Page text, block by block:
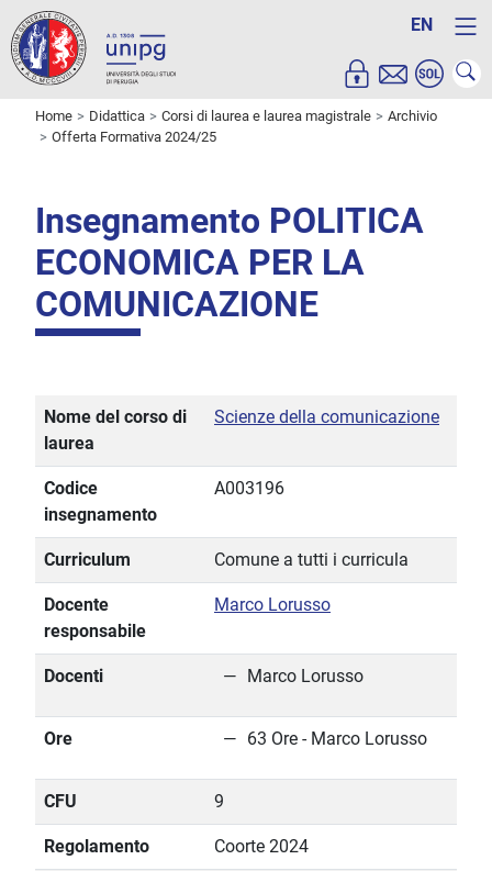
EN
Home Didattica Corsi di laurea e laurea magistrale
Archivio
Offerta Formativa 2024/25
Insegnamento POLITICA
ECONOMICA PER LA
COMUNICAZIONE
Nome del corso di
laurea
Scienze della comunicazione
Codice
insegnamento
A003196
Curriculum Comune a tutti i curricula
Docente
responsabile
Marco Lorusso
Docenti Marco Lorusso
Ore 63 Ore - Marco Lorusso
CFU 9
Regolamento Coorte 2024